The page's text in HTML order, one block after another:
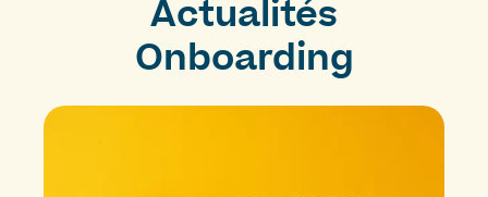
Actualités
Onboarding